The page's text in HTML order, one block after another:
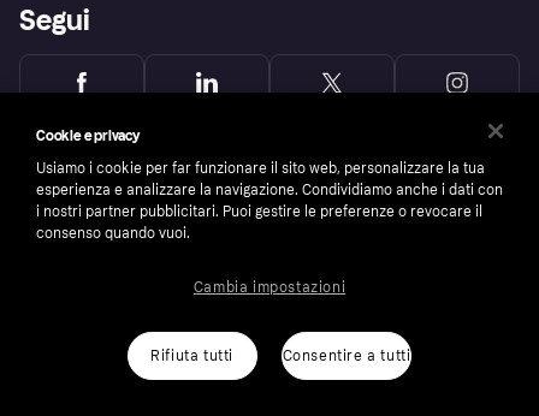
Segui
Cookie e privacy
Usiamo i cookie per far funzionare il sito web, personalizzare la tua
esperienza e analizzare la navigazione. Condividiamo anche i dati con
i nostri partner pubblicitari. Puoi gestire le preferenze o revocare il
consenso quando vuoi.
Rifiuta tutti Consentire a tutti
Cambia impostazioni